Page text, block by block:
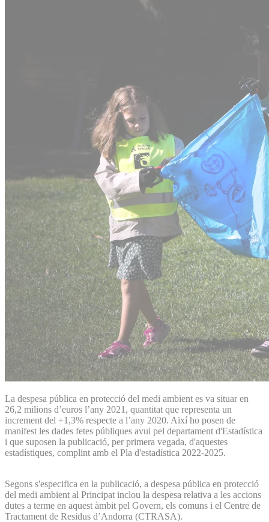
La despesa pública en protecció del medi ambient es va situar en
26,2 milions d’euros l’any 2021, quantitat que representa un
increment del +1,3% respecte a l’any 2020. Així ho posen de
manifest les dades fetes públiques avui pel departament d'Estadística
i que suposen la publicació, per primera vegada, d'aquestes
estadístiques, complint amb el Pla d'estadística 2022-2025.
Segons s'especifica en la publicació, a despesa pública en protecció
del medi ambient al Principat inclou la despesa relativa a les accions
dutes a terme en aquest àmbit pel Govern, els comuns i el Centre de
Tractament de Residus d’Andorra (CTRASA).